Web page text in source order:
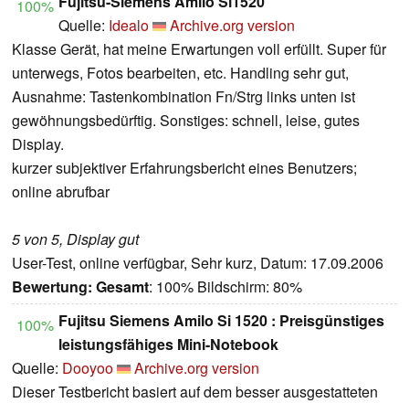
100%
Quelle: Idealo
Archive.org version
Klasse Gerät, hat meine Erwartungen voll erfüllt. Super für
unterwegs, Fotos bearbeiten, etc. Handling sehr gut,
Ausnahme: Tastenkombination Fn/Strg links unten ist
gewöhnungsbedürftig. Sonstiges: schnell, leise, gutes
Display.
kurzer subjektiver Erfahrungsbericht eines Benutzers;
online abrufbar
5 von 5, Display gut
User-Test, online verfügbar, Sehr kurz, Datum: 17.09.2006
Bewertung: Gesamt: 100% Bildschirm: 80%
100% Fujitsu Siemens Amilo Si 1520 : Preisgünstiges
leistungsfähiges Mini-Notebook
Quelle: Dooyoo
Archive.org version
Dieser Testbericht basiert auf dem besser ausgestatteten